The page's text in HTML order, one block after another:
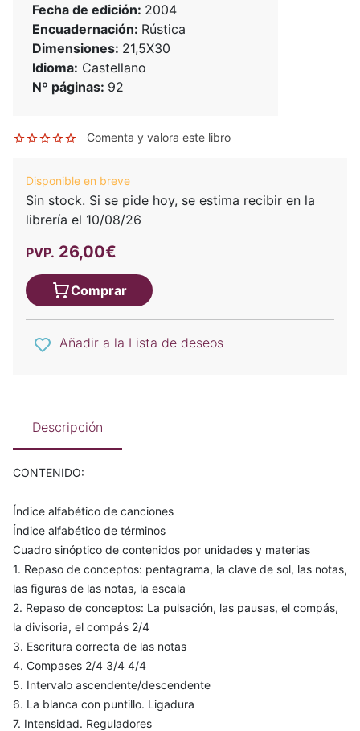
Fecha de edición: 2004
Encuadernación: Rústica
Dimensiones: 21,5X30
Idioma: Castellano
Nº páginas: 92
Comenta y valora este libro
Disponible en breve
Sin stock. Si se pide hoy, se estima recibir en la
librería el 10/08/26
PVP. 26,00€
Comprar
Añadir a la Lista de deseos
Descripción
CONTENIDO:
Índice alfabético de canciones
Índice alfabético de términos
Cuadro sinóptico de contenidos por unidades y materias
1. Repaso de conceptos: pentagrama, la clave de sol, las notas,
las figuras de las notas, la escala
2. Repaso de conceptos: La pulsación, las pausas, el compás,
la divisoria, el compás 2/4
3. Escritura correcta de las notas
4. Compases 2/4 3/4 4/4
5. Intervalo ascendente/descendente
6. La blanca con puntillo. Ligadura
7. Intensidad. Reguladores